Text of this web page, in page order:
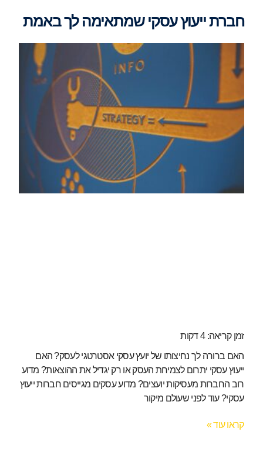
חברת ייעוץ עסקי שמתאימה לך באמת
זמן קריאה:4דקות
האם ברורה לך נחיצותו של יועץ עסקי אסטרטגי לעסק? האם
ייעוץ עסקי יתרום לצמיחת העסק או רק יגדיל את ההוצאות? מדוע
רוב החברות מעסיקות יועצים? מדוע עסקים מגייסים חברות ייעוץ
עסקי? עוד לפני שעולם מיקור
קראו עוד »